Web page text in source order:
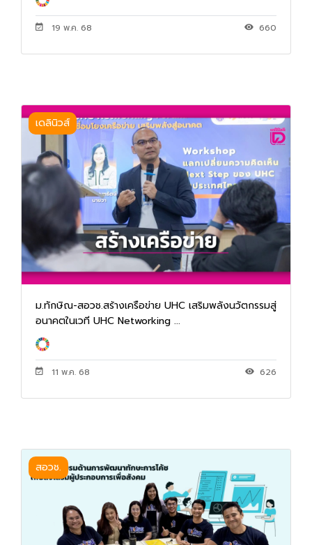
19 พ.ค. 68 660
เดลินิวส์
ม.ทักษิณ-สอวช.สร้างเครือข่าย UHC เสริมพลังนวัตกรรมสู่
อนาคตในเวที UHC Networking ...
11 พ.ค. 68 626
สอวช.